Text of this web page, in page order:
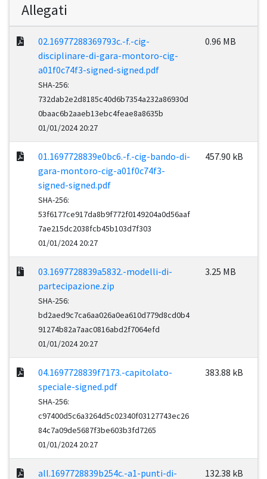
Allegati
02.16977288369793c.-f.-cig-
disciplinare-di-gara-montoro-cig-
a01f0c74f3-signed-signed.pdf
SHA-256:
732dab2e2d8185c40d6b7354a232a86930d
0baac6b2aaeb13ebc4feae8a8635b
01/01/2024 20:27
0.96 MB
01.1697728839e0bc6.-f.-cig-bando-di-
gara-montoro-cig-a01f0c74f3-
signed-signed.pdf
SHA-256:
53f6177ce917da8b9f772f0149204a0d56aaf
7ae215dc2038fcb45b103d7f303
01/01/2024 20:27
457.90 kB
03.1697728839a5832.-modelli-di-
partecipazione.zip
SHA-256:
bd2aed9c7ca6aa026a0ea610d779d8cd0b4
91274b82a7aac0816abd2f7064efd
01/01/2024 20:27
3.25 MB
04.1697728839f7173.-capitolato-
speciale-signed.pdf
SHA-256:
c97400d5c6a3264d5c02340f03127743ec26
84c7a09de5687f3be603b3fd7265
01/01/2024 20:27
383.88 kB
all.1697728839b254c.-a1-punti-di-
132.38 kB